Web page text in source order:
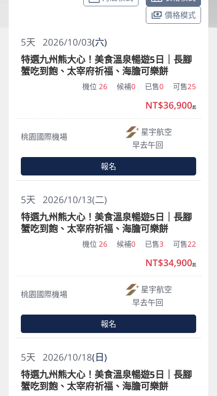
價格模式
2026/10/03(六)
5天
特選九州熊大心！美食溫泉暢遊5日｜長腳
蟹吃到飽、太宰府祈福、海膽可樂餅
機位 26 候補0 已售0 可售25
桃園國際機場
星宇航空
早去午回
NT$36,900起
報名
2026/10/13(二)
5天
特選九州熊大心！美食溫泉暢遊5日｜長腳
蟹吃到飽、太宰府祈福、海膽可樂餅
機位 26 候補0 已售3 可售22
桃園國際機場
星宇航空
早去午回
NT$34,900起
報名
2026/10/18(日)
5天
特選九州熊大心！美食溫泉暢遊5日｜長腳
蟹吃到飽、太宰府祈福、海膽可樂餅